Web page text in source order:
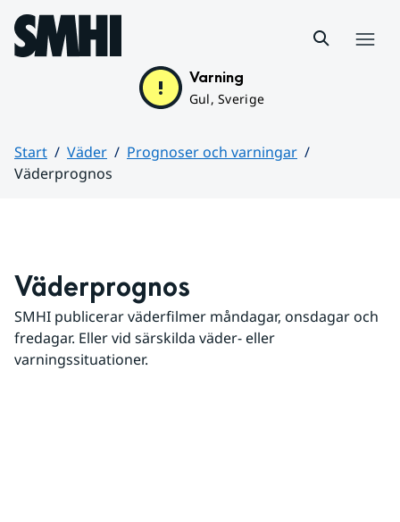
Hoppa till sidans innehåll
Varning
Gul, Sverige
Start Väder
Prognoser och varningar
Väderprognos
Väderprognos
SMHI publicerar väderfilmer måndagar, onsdagar och
fredagar. Eller vid särskilda väder- eller
varningssituationer.